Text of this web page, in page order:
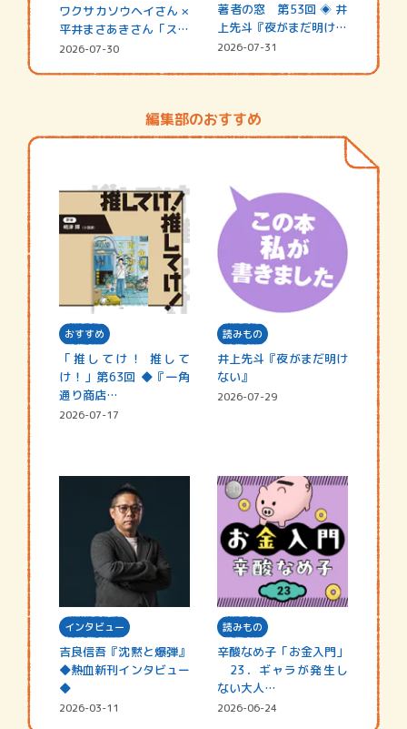
ワクサカソウヘイさん ×
平井まさあきさん「スペ
シャ…
2026-07-30
著者の窓 第53回 ◈ 井
上先斗『夜がまだ明けな
い』
2026-07-31
編集部のおすすめ
おすすめ
「推してけ！ 推して
け！」第63回 ◆『一角
通り商店…
2026-07-17
読みもの
井上先斗『夜がまだ明け
ない』
2026-07-29
インタビュー
吉良信吾『沈黙と爆弾』
◆熱血新刊インタビュー
◆
2026-03-11
読みもの
辛酸なめ子「お金入門」
23．ギャラが発生し
ない大人…
2026-06-24